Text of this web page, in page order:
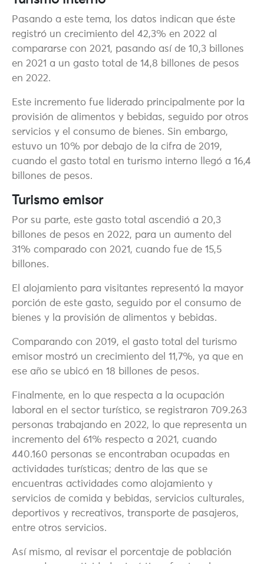
Pasando a este tema, los datos indican que éste
registró un crecimiento del 42,3% en 2022 al
compararse con 2021, pasando así de 10,3 billones
en 2021 a un gasto total de 14,8 billones de pesos
en 2022.
Este incremento fue liderado principalmente por la
provisión de alimentos y bebidas, seguido por otros
servicios y el consumo de bienes. Sin embargo,
estuvo un 10% por debajo de la cifra de 2019,
cuando el gasto total en turismo interno llegó a 16,4
billones de pesos.
Turismo emisor
Por su parte, este gasto total ascendió a 20,3
billones de pesos en 2022, para un aumento del
31% comparado con 2021, cuando fue de 15,5
billones.
El alojamiento para visitantes representó la mayor
porción de este gasto, seguido por el consumo de
bienes y la provisión de alimentos y bebidas.
Comparando con 2019, el gasto total del turismo
emisor mostró un crecimiento del 11,7%, ya que en
ese año se ubicó en 18 billones de pesos.
Finalmente, en lo que respecta a la ocupación
laboral en el sector turístico, se registraron 709.263
personas trabajando en 2022, lo que representa un
incremento del 61% respecto a 2021, cuando
440.160 personas se encontraban ocupadas en
actividades turísticas; dentro de las que se
encuentras actividades como alojamiento y
servicios de comida y bebidas, servicios culturales,
deportivos y recreativos, transporte de pasajeros,
entre otros servicios.
Así mismo, al revisar el porcentaje de población